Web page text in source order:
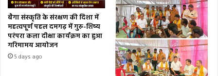
बैगा संस्कृति के संरक्षण की दिशा में
महत्वपूर्ण पहल दमगढ़ में गुरु-शिष्य
परंपरा कला दीक्षा कार्यक्रम का हुआ
गरिमामय आयोजन
5 days ago